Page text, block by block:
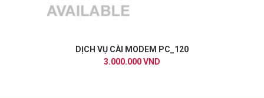
DỊCH VỤ CÀI MODEM PC_120
3.000.000 VND